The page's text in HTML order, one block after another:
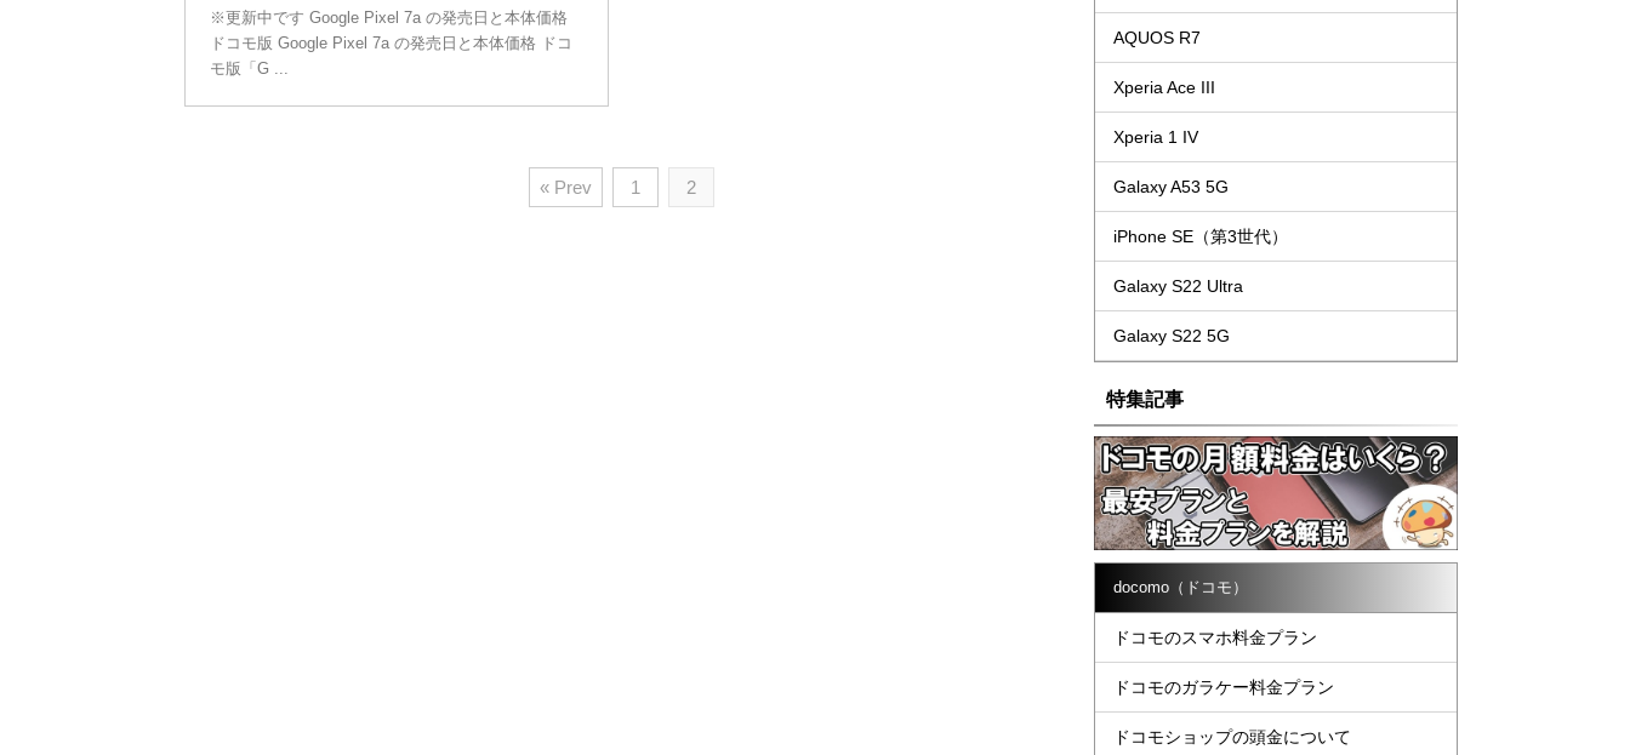
※更新中です Google Pixel 7a の発売日と本体価格
ドコモ版 Google Pixel 7a の発売日と本体価格 ドコ
モ版「G ...
« Prev 1 2
AQUOS R7
Xperia Ace III
Xperia 1 IV
Galaxy A53 5G
iPhone SE（第3世代）
Galaxy S22 Ultra
Galaxy S22 5G
特集記事
docomo（ドコモ）
ドコモのスマホ料金プラン
ドコモのガラケー料金プラン
ドコモショップの頭金について